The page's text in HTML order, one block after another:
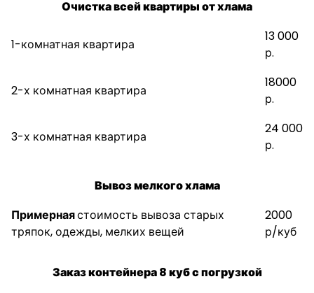
Очистка всей квартиры от хлама
1-комнатная квартира
13 000
р.
2-х комнатная квартира
18000
р.
3-х комнатная квартира
24 000
р.
Вывоз мелкого хлама
Примернаястоимость вывоза старых
тряпок, одежды, мелких вещей
2000
р/куб
Заказ контейнера 8 куб с погрузкой